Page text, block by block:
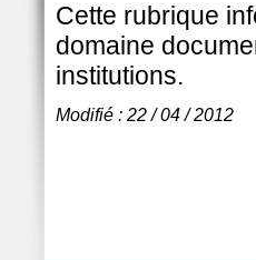
Cette rubrique
domaine
institutions.
Modifié : 22 / 04 / 2012